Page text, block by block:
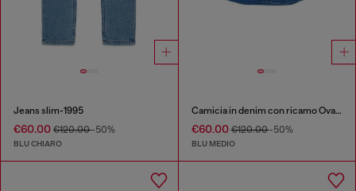
Jeans slim-1995
€60.00 €120.00-50%
BLU CHIARO
Camicia in denim con ricamo Oval D
€60.00€120.00-50%
BLU MEDIO